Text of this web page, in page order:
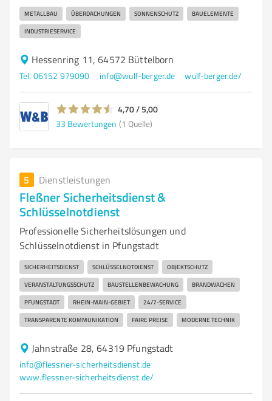
METALLBAU ÜBERDACHUNGEN SONNENSCHUTZ BAUELEMENTE
INDUSTRIESERVICE
Hessenring 11, 64572 Büttelborn
Tel. 06152 979090 info@wulf-berger.de wulf-berger.de/
4,70 / 5,00
33 Bewertungen (1 Quelle)
5 Dienstleistungen
Fleßner Sicherheitsdienst &
Schlüsselnotdienst
Professionelle Sicherheitslösungen und
Schlüsselnotdienst in Pfungstadt
SICHERHEITSDIENST SCHLÜSSELNOTDIENST OBJEKTSCHUTZ
VERANSTALTUNGSSCHUTZ BAUSTELLENBEWACHUNG BRANDWACHEN
PFUNGSTADT RHEIN-MAIN-GEBIET 24/7-SERVICE
TRANSPARENTE KOMMUNIKATION FAIRE PREISE MODERNE TECHNIK
Jahnstraße 28, 64319 Pfungstadt
info@flessner-sicherheitsdienst.de
www.flessner-sicherheitsdienst.de/